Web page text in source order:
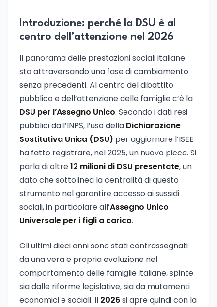
Introduzione: perché la DSU è al
centro dell’attenzione nel 2026
Il panorama delle prestazioni sociali italiane
sta attraversando una fase di cambiamento
senza precedenti. Al centro del dibattito
pubblico e dell’attenzione delle famiglie c’è la
DSU per l’Assegno Unico. Secondo i dati resi
pubblici dall’INPS, l’uso della Dichiarazione
Sostitutiva Unica (DSU) per aggiornare l’ISEE
ha fatto registrare, nel 2025, un nuovo picco. Si
parla di oltre12 milioni di DSU presentate, un
dato che sottolinea la centralità di questo
strumento nel garantire accesso ai sussidi
sociali, in particolare all’Assegno Unico
Universale per i figli a carico.
Gli ultimi dieci anni sono stati contrassegnati
da una vera e propria evoluzione nel
comportamento delle famiglie italiane, spinte
sia dalle riforme legislative, sia da mutamenti
economici e sociali. Il 2026si apre quindi con la